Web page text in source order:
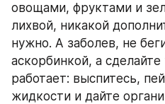
овощами, фруктами и
лихвой, никакой
нужно. А заболев, не
аскорбинкой, а
работает: выспитесь,
жидкости и дайте